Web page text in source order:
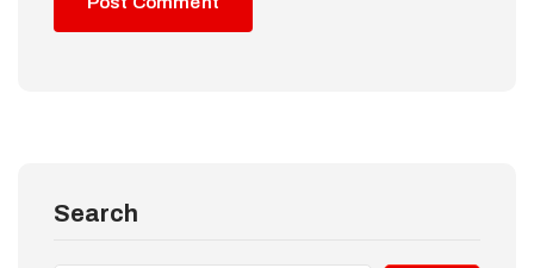
Search